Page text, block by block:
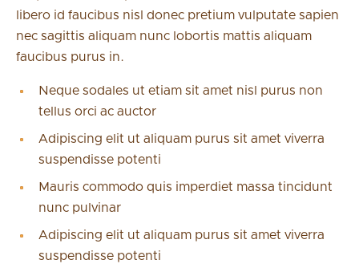
libero id faucibus nisl donec pretium vulputate sapien
nec sagittis aliquam nunc lobortis mattis aliquam
faucibus purus in.
Neque sodales ut etiam sit amet nisl purus non
tellus orci ac auctor
Adipiscing elit ut aliquam purus sit amet viverra
suspendisse potenti
Mauris commodo quis imperdiet massa tincidunt
nunc pulvinar
Adipiscing elit ut aliquam purus sit amet viverra
suspendisse potenti